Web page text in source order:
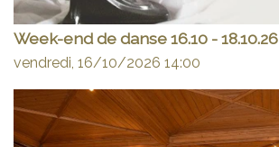
Week-end de danse 16.10 - 18.10.26
vendredi, 16/10/2026 14:00